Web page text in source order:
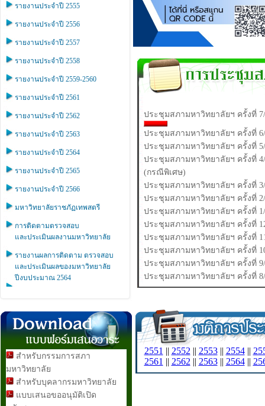
รายงานประจำปี 2555
รายงานประจำปี 2556
รายงานประจำปี 2557
รายงานประจำปี 2558
รายงานประจำปี 2559-2560
รายงานประจำปี 2561
รายงานประจำปี 2562
รายงานประจำปี 2563
รายงานประจำปี 2564
รายงานประจำปี 2565
รายงานประจำปี 2566
มหาวิทยาลัยราชภัฏเทพสตรี
การติดตามตรวจสอบ
และประเมินผลงานมหาวิทยาลัย
รายงานผลการติดตาม ตรวจสอบ
และประเมินผลของมหาวิทยาลัย
ปีงบประมาณ 2564
สำหรับกรรมการสภา
มหาวิทยาลัย
สำหรับบุคลากรมหาวิทยาลัย
แบบเสนอขออนุมัติเปิด
ประชุมสภามหาวิทยาลัยฯ ครั้งที่ 7/
ประชุมสภามหาวิทยาลัยฯ ครั้งที่ 6/
ประชุมสภามหาวิทยาลัยฯ ครั้งที่ 5/
ประชุมสภามหาวิทยาลัยฯ ครั้งที่ 4/
(กรณีพิเศษ)
ประชุมสภามหาวิทยาลัยฯ ครั้งที่ 3/
ประชุมสภามหาวิทยาลัยฯ ครั้งที่ 2/
ประชุมสภามหาวิทยาลัยฯ ครั้งที่ 1/
ประชุมสภามหาวิทยาลัยฯ ครั้งที่
ประชุมสภามหาวิทยาลัยฯ ครั้งที่
ประชุมสภามหาวิทยาลัยฯ ครั้งที่
ประชุมสภามหาวิทยาลัยฯ ครั้งที่ 9/
ประชุมสภามหาวิทยาลัยฯ ครั้งที่ 8/
2551 || 2552 || 2553|| 2554||
2561 || 2562 || 2563|| 2564||